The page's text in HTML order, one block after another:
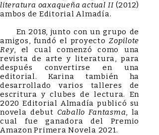
literatura oaxaqueña actual II(2012)
ambos de Editorial Almadía.
En 2018, junto con un grupo de
amigos, fundó el proyecto Zopilote
Rey, el cual comenzó como una
revista de arte y literatura, para
después convertirse en una
editorial. Karina también ha
desarrollado varios talleres de
escritura y clubes de lectura. En
2020 Editorial Almadía publicó su
novela debut Caballo Fantasma, la
cual fue ganadora del Premio
Amazon Primera Novela 2021.